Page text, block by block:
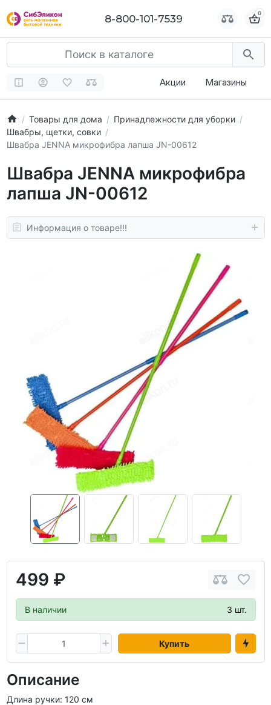
8-800-101-7539 0
Акции Магазины
Товары для дома
Принадлежности для уборки
Швабры, щетки, совки
Швабра JENNA микрофибра лапша JN-00612
Швабра JENNA микрофибра
лапша JN-00612
Информация о товаре!!!
499 ₽
В наличии 3 шт.
Купить
Описание
Длина ручки: 120 см
8-800-101-7539 0